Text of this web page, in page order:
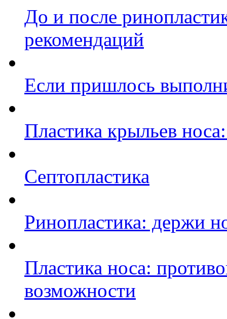
До и после
рекомендаций
Если пришлось
Пластика крыльев
Септопластика
Ринопластика: держи
Пластика носа:
возможности